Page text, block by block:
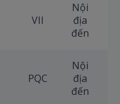
VII
Nội
địa
đến
PQC
Nội
địa
đến